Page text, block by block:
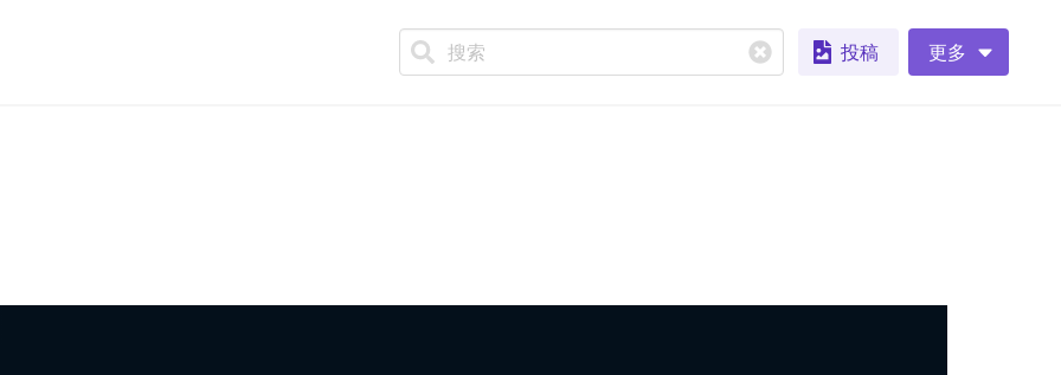
投稿 更多